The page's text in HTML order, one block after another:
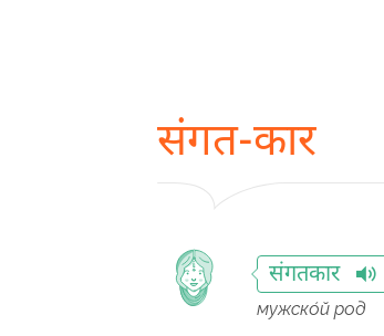
संगत-कार
संगतकार
мужско́й род